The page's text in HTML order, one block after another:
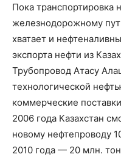
Пока транспортировка
железнодорожному
хватает и
экспорта нефти из
Трубопровод Атасу
технологической
коммерческие
2006 года Казахстан
новому нефтепроводу
2010 года — 20 млн.